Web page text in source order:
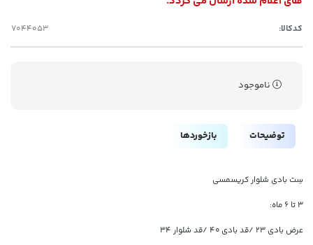
کدکالا:
ناموجود
توضیحات بازخوردها
سِت بادی شلوار کریسمسی
۳ تا ۶ ماه:
عرض بادی ۲۳ /قد بادی ۴۰ /قد شلوار ۳۴